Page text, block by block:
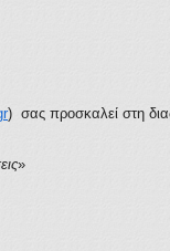
) σας προσκαλεί στη
»